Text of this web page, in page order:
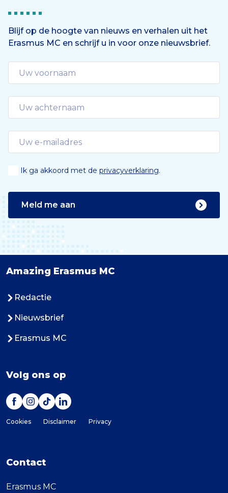
Blijf op de hoogte van nieuws en verhalen uit het
Erasmus MC en schrijf u in voor onze nieuwsbrief.
Ik ga akkoord met de privacyverklaring.
Meld me aan
Amazing Erasmus MC
Redactie
Nieuwsbrief
Erasmus MC
Volg ons op
Cookies Disclaimer Privacy
Contact
Erasmus MC